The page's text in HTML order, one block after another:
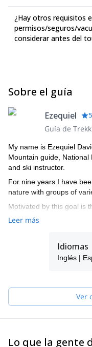
¿Hay otros requisitos
permisos/seguros/
considerar antes del
Sobre el guía
Ezequiel
Guía de
My name is Ezequiel
Mountain guide, National
and ski instructor.
For nine years I have
nature with groups of
Motivated by this goal is
I propose
Throughout these years
Fuego, carrying out
well as developing
Leer más
Idiomas
Inglés |
Ver
Lo que la gente